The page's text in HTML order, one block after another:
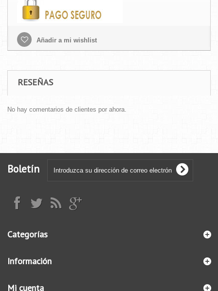
Añadir a mi wishlist
RESEÑAS
No hay comentarios de clientes por ahora.
Boletín
Categorías
Información
Mi cuenta